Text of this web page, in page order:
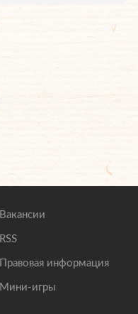
Вакансии
RSS
Правовая информация
Мини-игры